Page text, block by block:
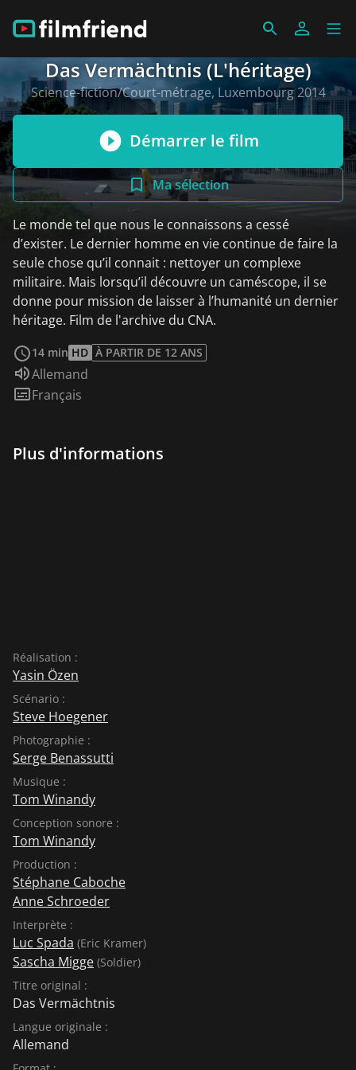
Das Vermächtnis (L'héritage)
Science-fiction/Court-métrage, Luxembourg 2014
Démarrer le film
Ma sélection
Le monde tel que nous le connaissons a cessé
d’exister. Le dernier homme en vie continue de faire la
seule chose qu’il connait : nettoyer un complexe
militaire. Mais lorsqu’il découvre un caméscope, il se
donne pour mission de laisser à l’humanité un dernier
héritage. Film de l'archive du CNA.
14 min HD À PARTIR DE 12 ANS
Audio :
Allemand
Sous-titres :
Français
Plus d'informations
Réalisation :
Yasin Özen
Scénario :
Steve Hoegener
Photographie :
Serge Benassutti
Musique :
Tom Winandy
Conception sonore :
Tom Winandy
Production :
Stéphane Caboche
Anne Schroeder
Interprète :
Luc Spada (Eric Kramer)
Sascha Migge (Soldier)
Titre original :
Das Vermächtnis
Langue originale :
Allemand